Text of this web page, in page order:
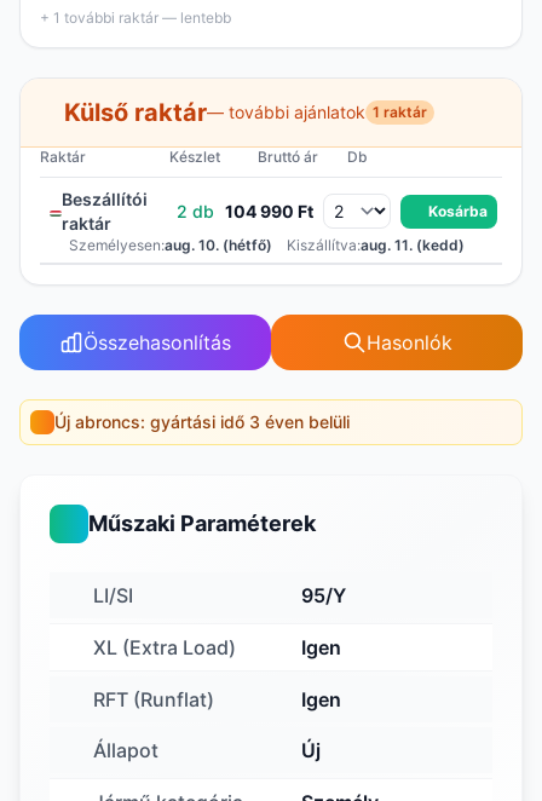
+ 1 további raktár — lentebb
Külső raktár— további ajánlatok 1 raktár
Raktár Készlet Bruttó ár Db
Beszállítói
raktár
2 db 104 990 Ft
Kosárba
Személyesen:aug. 10. (hétfő) Kiszállítva:aug. 11. (kedd)
Összehasonlítás Hasonlók
Új abroncs: gyártási idő 3 éven belüli
Műszaki Paraméterek
LI/SI 95/Y
XL (Extra Load) Igen
RFT (Runflat) Igen
Állapot Új